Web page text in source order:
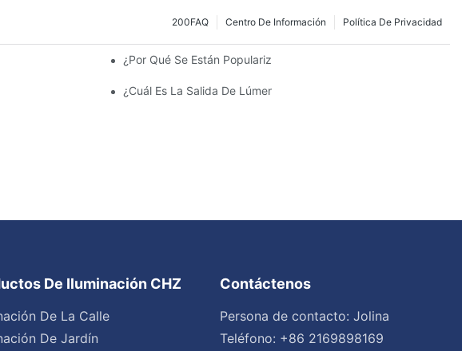
Política De Privacidad
Centro De Información
200FAQ
Solares? ¿Por Qué Se Están Popularizando Las Farolas Solares?
De Estacionamiento Y Las Luces Del Estacionamiento?
¿Cuál Es La Salida De Lúmenes Ideal Para Un Estacionamiento
De Iluminación CHZ
De La Calle
De Jardín
Contáctenos
Persona de contacto: Jolina
Teléfono: +86 2169898169